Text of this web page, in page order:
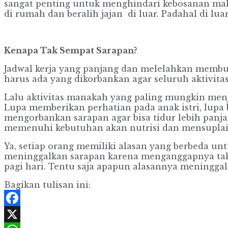
sangat penting untuk menghindari kebosanan
di rumah dan beralih jajan di luar. Padahal di
Kenapa Tak Sempat Sarapan?
Jadwal kerja yang panjang dan melelahkan
harus ada yang dikorbankan agar seluruh
Lalu aktivitas manakah yang paling mungkin
Lupa memberikan perhatian pada anak istri,
mengorbankan sarapan agar bisa tidur lebih
memenuhi kebutuhan akan nutrisi dan
Ya, setiap orang memiliki alasan yang berbeda
meninggalkan sarapan karena menganggapnya
pagi hari. Tentu saja apapun alasannya
Bagikan tulisan ini:
Facebook